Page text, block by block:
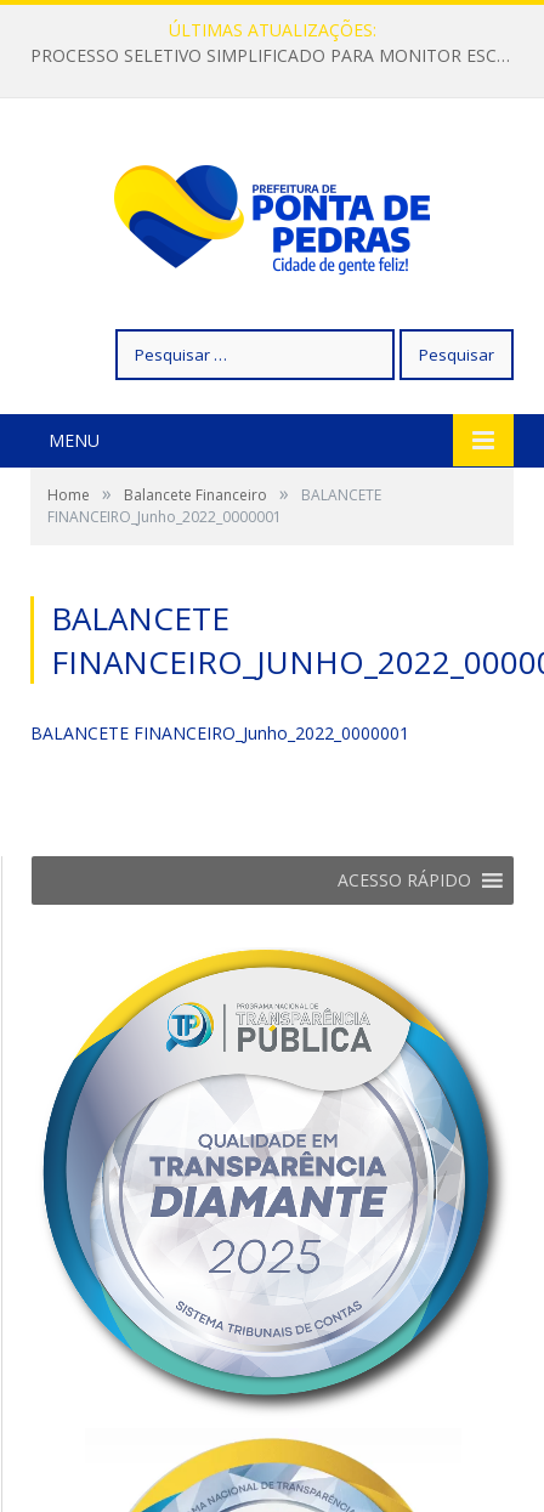
ÚLTIMAS ATUALIZAÇÕES:
PROCESSO SELETIVO SIMPLIFICADO PARA MONITOR ESCOLAR
por:
MENU
Home » Balancete Financeiro »
BALANCETE
FINANCEIRO_Junho_2022_0000001
BALANCETE
BALANCETE FINANCEIRO_Junho_2022_0000001
ACESSO RÁPIDO